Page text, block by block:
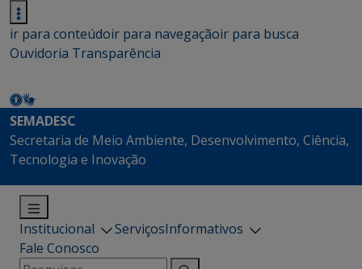
ir para conteúdoir para navegaçãoir para busca
Ouvidoria Transparência
SEMADESC
Secretaria de Meio Ambiente, Desenvolvimento, Ciência,
Tecnologia e Inovação
Institucional ServiçosInformativos
Fale Conosco